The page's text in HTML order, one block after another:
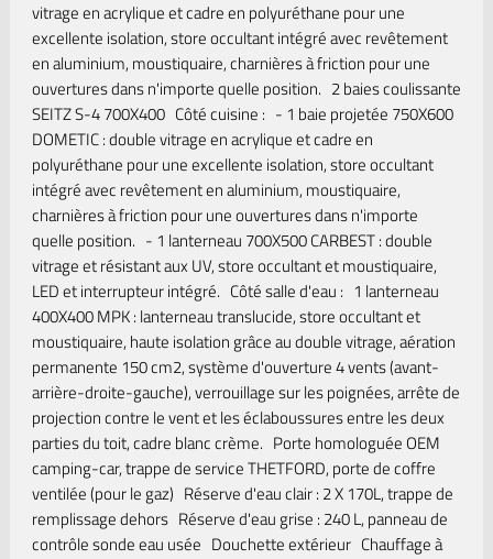
vitrage en acrylique et cadre en polyuréthane pour une
excellente isolation, store occultant intégré avec revêtement
en aluminium, moustiquaire, charnières à friction pour une
ouvertures dans n'importe quelle position. 2 baies coulissante
SEITZ S-4 700X400 Côté cuisine : - 1 baie projetée 750X600
DOMETIC : double vitrage en acrylique et cadre en
polyuréthane pour une excellente isolation, store occultant
intégré avec revêtement en aluminium, moustiquaire,
charnières à friction pour une ouvertures dans n'importe
quelle position. - 1 lanterneau 700X500 CARBEST : double
vitrage et résistant aux UV, store occultant et moustiquaire,
LED et interrupteur intégré. Côté salle d'eau : 1 lanterneau
400X400 MPK : lanterneau translucide, store occultant et
moustiquaire, haute isolation grâce au double vitrage, aération
permanente 150 cm2, système d'ouverture 4 vents (avant-
arrière-droite-gauche), verrouillage sur les poignées, arrête de
projection contre le vent et les éclaboussures entre les deux
parties du toit, cadre blanc crème. Porte homologuée OEM
camping-car, trappe de service THETFORD, porte de coffre
ventilée (pour le gaz) Réserve d'eau clair : 2 X 170L, trappe de
remplissage dehors Réserve d'eau grise : 240 L, panneau de
contrôle sonde eau usée Douchette extérieur Chauffage à